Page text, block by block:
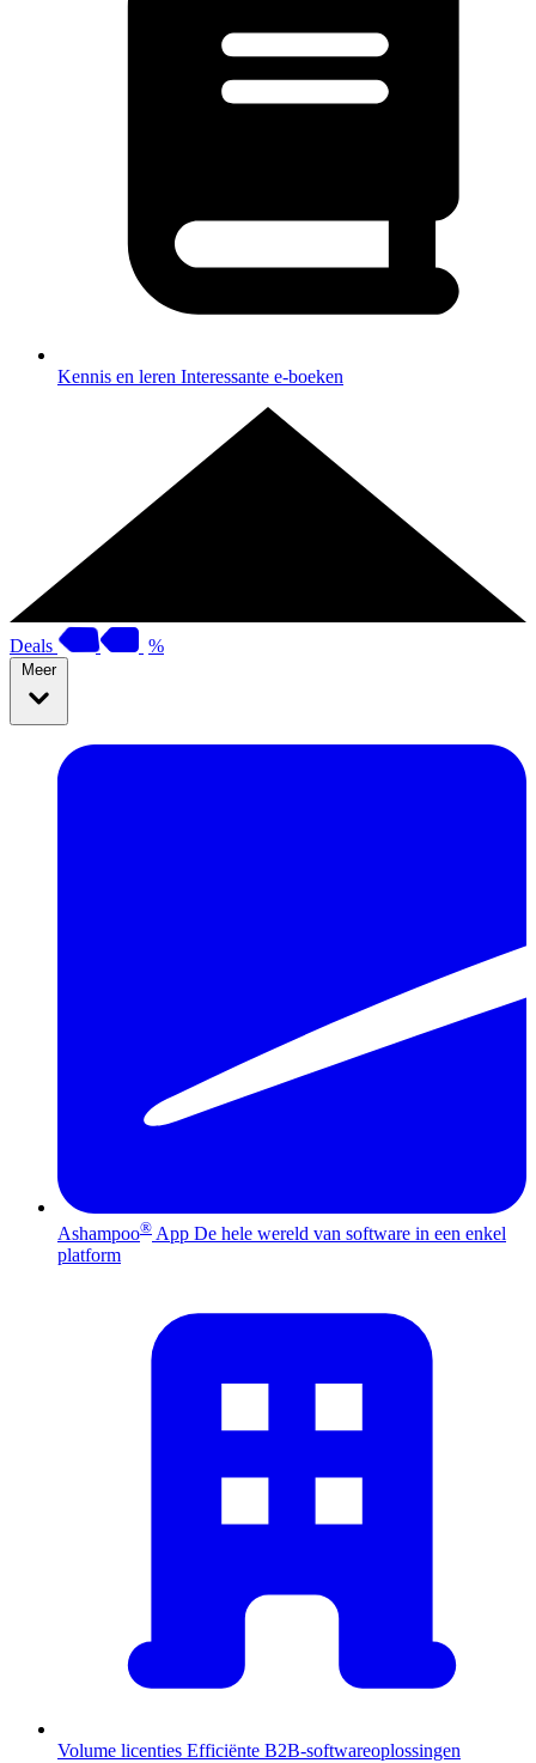
Kennis en leren Interessante e-boeken
Deals %
Meer
Ashampoo® App De hele wereld van software in een enkel
platform
Volume licenties Efficiënte B2B-softwareoplossingen